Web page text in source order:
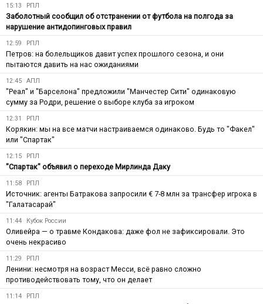
15:13 РПЛ
Заболотный сообщил об отстранении от футбола на полгода за
нарушение антидопинговых правил
12:59 РПЛ
Петров: на болельщиков давит успех прошлого сезона, и они
пытаются давить на нас ожиданиями
12:45 АПЛ
"Реал" и "Барселона" предложили "Манчестер Сити" одинаковую
сумму за Родри, решение о выборе клуба за игроком
12:31 РПЛ
Корякин: мы на все матчи настраиваемся одинаково. Будь то "Факел"
или "Спартак"
12:15 РПЛ
"Спартак" объявил о переходе Мирлинда Даку
11:58 РПЛ
Источник: агенты Батракова запросили € 7-8 млн за трансфер игрока в
"Галатасарай"
11:44 Кубок России
Оливейра — о травме Кондакова: даже фол не зафиксировали. Это
очень некрасиво
11:29 РПЛ
Ленини: несмотря на возраст Месси, всё равно сложно
противодействовать тому, что он делает
11:14 РПЛ